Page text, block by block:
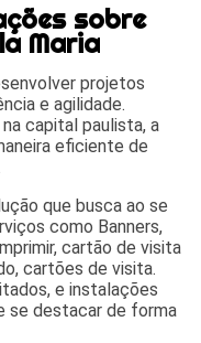
sobre
Maria
projetos
e agilidade.
capital paulista, a
eficiente de
que busca ao se
como Banners,
cartão de visita
cartões de visita.
e instalações
se destacar de forma